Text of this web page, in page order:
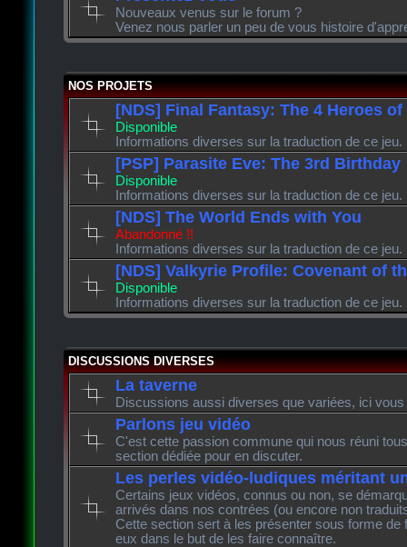
Nouveaux venus sur le forum ?
Venez nous parler un peu de vous histoire
NOS PROJETS
[NDS] Final Fantasy: The 4 Heroes
Disponible
Informations diverses sur la traduction de ce jeu.
[PSP] Parasite Eve: The 3rd Birthday
Disponible
Informations diverses sur la traduction de ce jeu.
[NDS] The World Ends with You
Abandonné !!
Informations diverses sur la traduction de ce jeu.
[NDS] Valkyrie Profile: Covenant of
Disponible
Informations diverses sur la traduction de ce jeu.
DISCUSSIONS DIVERSES
La taverne
Discussions aussi diverses que variées, ici
Parlons jeu vidéo
C'est cette passion commune qui nous réuni
section dédiée pour en discuter.
Les perles vidéo-ludiques méritant
Certains jeux vidéos, connus ou non, se
arrivés dans nos contrées (ou encore non
Cette section sert à les présenter sous forme de
eux dans le but de les faire connaître.